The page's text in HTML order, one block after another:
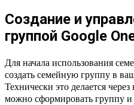
Создание и
группой Google
Для начала использования
создать семейную группу в
Технически это делается
можно сформировать группу и